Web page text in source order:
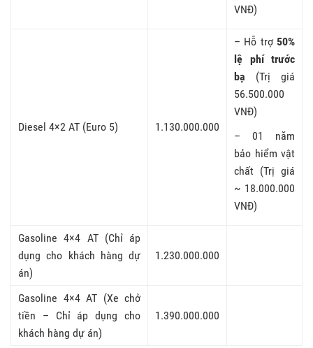
VNĐ)
Diesel 4×2 AT (Euro 5) 1.130.000.000
– Hỗ trợ 50%
lệ phí trước
bạ (Trị giá
56.500.000
VNĐ)
– 01 năm
bảo hiểm vật
chất (Trị giá
~ 18.000.000
VNĐ)
Gasoline 4×4 AT (Chỉ áp
dụng cho khách hàng dự
án)
1.230.000.000
Gasoline 4×4 AT (Xe chở
tiền – Chỉ áp dụng cho
khách hàng dự án)
1.390.000.000